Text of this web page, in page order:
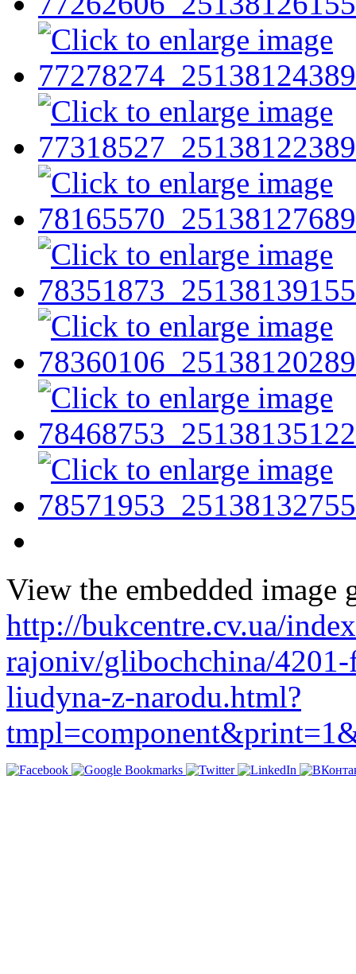
View the embedded image
http://bukcentre.cv.ua/
rajoniv/glibochchina/
liudyna-z-narodu.html?